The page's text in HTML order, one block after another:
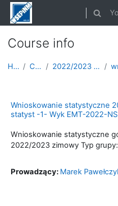
Skip to main content
Course info
Home Courses 2022/2023 semestr zimowy
Wnioskowanie statystyczne
statyst -1- Wyk EMT-2022-
Wnioskowanie statystyczne
2022/2023 zimowy Typ grupy:
Prowadzący: Marek